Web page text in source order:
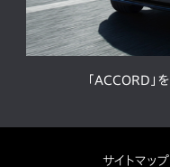
「ACCORD」
サイトマップ